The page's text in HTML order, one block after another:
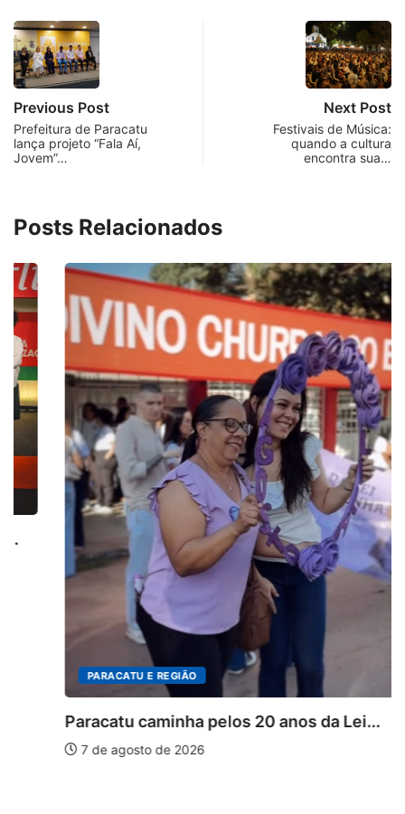
Previous Post
Prefeitura de Paracatu
lança projeto “Fala Aí,
Jovem”…
Next Post
Festivais de Música:
quando a cultura
encontra sua…
Posts Relacionados
PARACATU E REGIÃO
Paracatu caminha pelos 20 anos da Lei...
7 de agosto de 2026